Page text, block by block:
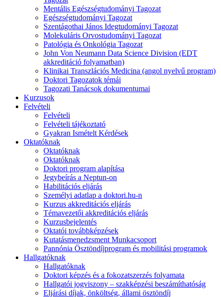
Mentális Egészségtudományi Tagozat
Egészségtudományi Tagozat
Szentágothai János Idegtudományi Tagozat
Molekuláris Orvostudományi Tagozat
Patológia és Onkológia Tagozat
John Von Neumann Data Science Division (EDT
akkreditáció folyamatban)
Klinikai Transzlációs Medicina (angol nyelvű program)
Doktori Tagozatok témái
Tagozati Tanácsok dokumentumai
Kurzusok
Felvételi
Felvételi
Felvételi tájékoztató
Gyakran Ismételt Kérdések
Oktatóknak
Oktatóknak
Oktatóknak
Doktori program alapítása
Jegybeírás a Neptun-on
Habilitációs eljárás
Személyi adatlap a doktori.hu-n
Kurzus akkreditációs eljárás
Témavezetői akkreditációs eljárás
Kurzusbejelentés
Oktatói továbbképzések
Kutatásmenedzsment Munkacsoport
Pannónia Ösztöndíjprogram és mobilitási programok
Hallgatóknak
Hallgatóknak
Doktori képzés és a fokozatszerzés folyamata
Hallgatói jogviszony – szakképzési beszámíthatóság
Eljárási díjak, önköltség, állami ösztöndíj